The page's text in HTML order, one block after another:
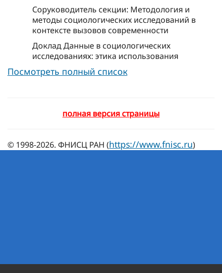
Соруководитель секции: Методология и
методы социологических исследований в
контексте вызовов современности
Доклад Данные в социологических
исследованиях: этика использования
Посмотреть полный список
полная версия страницы
© 1998-2026. ФНИСЦ РАН (https://www.fnisc.ru)